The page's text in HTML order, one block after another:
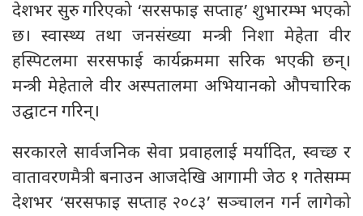
देशभर सुरु गरिएको ‘सरसफाइ सप्ताह’ शुभारम्भ भएको
छ। स्वास्थ्य तथा जनसंख्या मन्त्री निशा मेहेता वीर
हस्पिटलमा सरसफाई कार्यक्रममा सरिक भएकी छन्।
मन्त्री मेहेताले वीर अस्पतालमा अभियानको औपचारिक
उद्घाटन गरिन्।
सरकारले सार्वजनिक सेवा प्रवाहलाई मर्यादित, स्वच्छ र
वातावरणमैत्री बनाउन आजदेखि आगामी जेठ १ गतेसम्म
देशभर ‘सरसफाइ सप्ताह २०८३’ सञ्चालन गर्न लागेको